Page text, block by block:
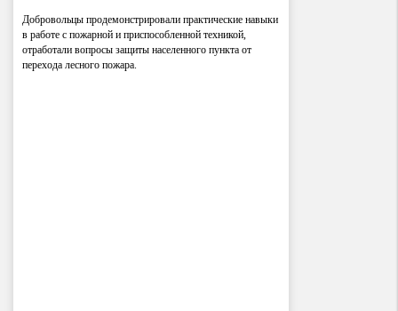
Добровольцы продемонстрировали практические навыки
в работе с пожарной и приспособленной техникой,
отработали вопросы защиты населенного пункта от
перехода лесного пожара.